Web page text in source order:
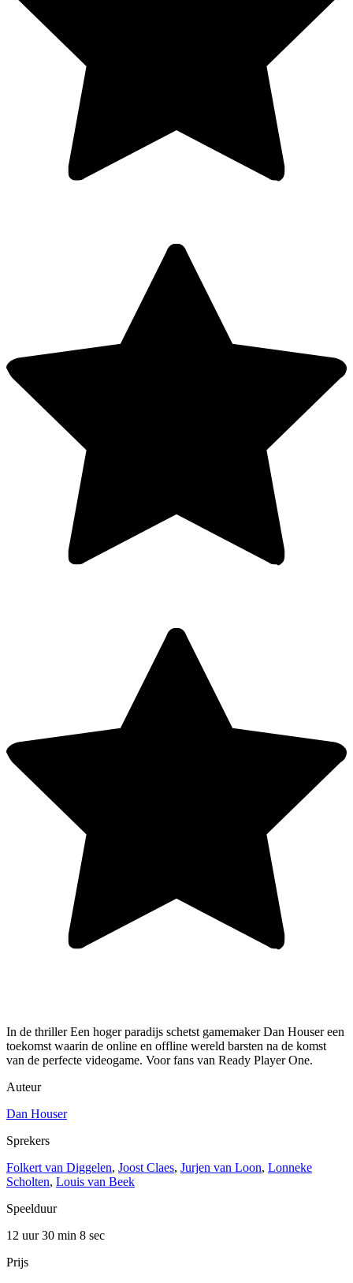
In de thriller Een hoger paradijs schetst gamemaker Dan Houser een
toekomst waarin de online en offline wereld barsten na de komst
van de perfecte videogame. Voor fans van Ready Player One.
Auteur
Dan Houser
Sprekers
Folkert van Diggelen, Joost Claes, Jurjen van Loon, Lonneke
Scholten, Louis van Beek
Speelduur
12 uur 30 min 8 sec
Prijs